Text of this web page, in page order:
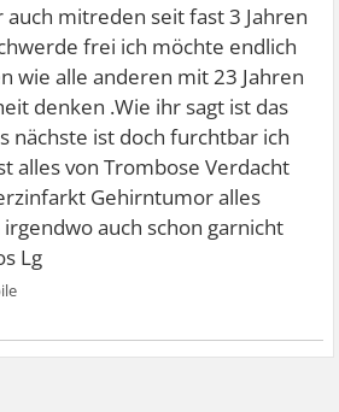
auch mitreden seit fast 3 Jahren
frei ich möchte endlich
wie alle anderen mit 23 Jahren
denken .Wie ihr sagt ist das
nächste ist doch furchtbar ich
alles von Trombose Verdacht
Gehirntumor alles
auch schon garnicht
Lg